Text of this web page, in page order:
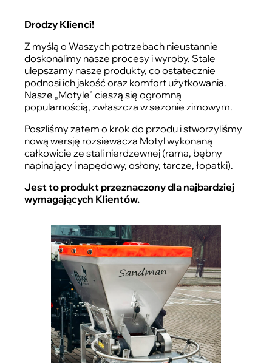
Drodzy Klienci!
Z myślą o Waszych potrzebach nieustannie
doskonalimy nasze procesy i wyroby. Stale
ulepszamy nasze produkty, co ostatecznie
podnosi ich jakość oraz komfort użytkowania.
Nasze „Motyle” cieszą się ogromną
popularnością, zwłaszcza w sezonie zimowym.
Poszliśmy zatem o krok do przodu i stworzyliśmy
nową wersję rozsiewacza Motyl wykonaną
całkowicie ze stali nierdzewnej (rama, bębny
napinający i napędowy, osłony, tarcze, łopatki).
Jest to produkt przeznaczony dla najbardziej
wymagających Klientów.